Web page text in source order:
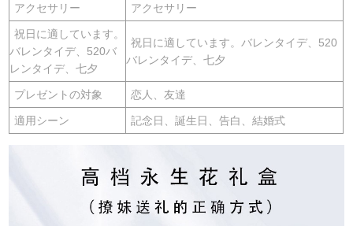
アクセサリー アクセサリー
祝日に適しています。
バレンタイデ、520バ
レンタイデ、七夕
祝日に適しています。バレンタイデ、520
バレンタイデ、七夕
プレゼントの対象 恋人、友達
適用シーン 記念日、誕生日、告白、結婚式